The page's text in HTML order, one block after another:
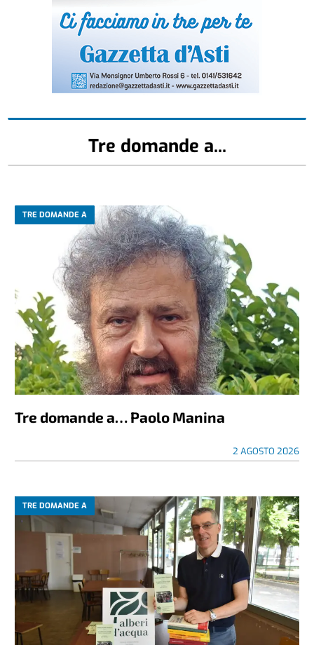
Tre domande a...
TRE DOMANDE A
Tre domande a… Paolo Manina
2 AGOSTO 2026
TRE DOMANDE A